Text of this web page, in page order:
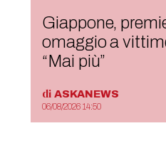
Giappone,
omaggio a
“Mai più”
di ASKANEWS
06/08/2026 14:50